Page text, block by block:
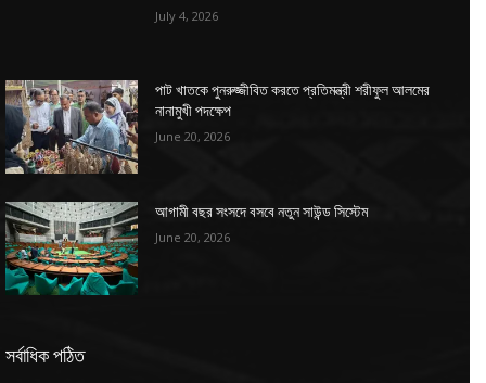
July 4, 2026
পাট খাতকে পুনরুজ্জীবিত করতে প্রতিমন্ত্রী শরীফুল আলমের
নানামুখী পদক্ষেপ
June 20, 2026
আগামী বছর সংসদে বসবে নতুন সাউন্ড সিস্টেম
June 20, 2026
সর্বাধিক পঠিত